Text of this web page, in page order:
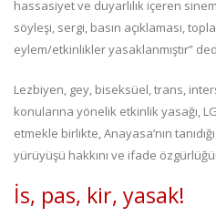
hassasiyet ve duyarlılık içeren
söyleşi, sergi, basın açıklaması,
eylem/etkinlikler yasaklanmıştır”
Lezbiyen, gey, biseksüel, trans,
konularına yönelik etkinlik yasağı,
etmekle birlikte, Anayasa’nın
yürüyüşü hakkını ve ifade
İs, pas, kir, yasak!